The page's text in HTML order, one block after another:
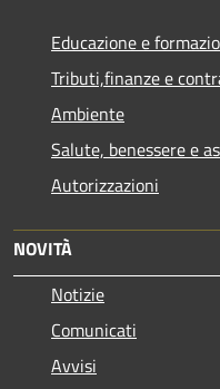
Educazione e
Tributi,finanze e
Ambiente
Salute, benessere e
Autorizzazioni
NOVITÀ
Notizie
Comunicati
Avvisi